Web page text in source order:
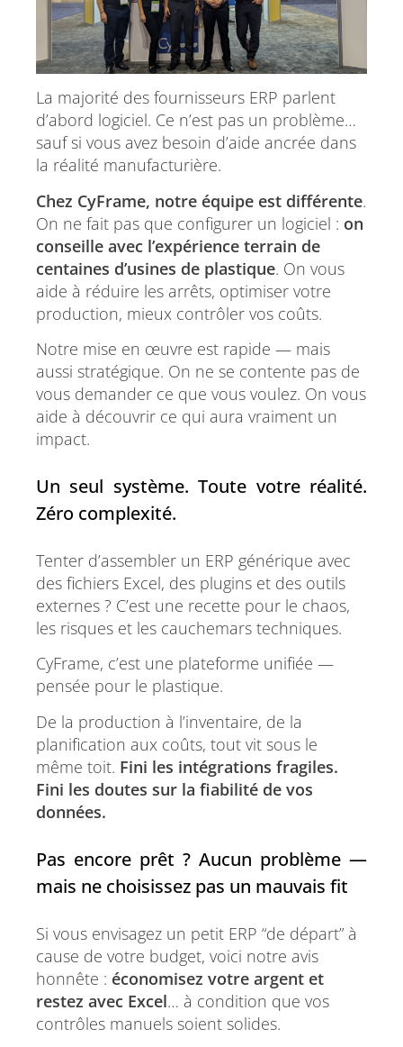
La majorité des fournisseurs ERP parlent
d’abord logiciel. Ce n’est pas un problème…
sauf si vous avez besoin d’aide ancrée dans
la réalité manufacturière.
Chez CyFrame, notre équipe est différente.
On ne fait pas que configurer un logiciel : on
conseille avec l’expérience terrain de
centaines d’usines de plastique. On vous
aide à réduire les arrêts, optimiser votre
production, mieux contrôler vos coûts.
Notre mise en œuvre est rapide — mais
aussi stratégique. On ne se contente pas de
vous demander ce que vous voulez. On vous
aide à découvrir ce qui aura vraiment un
impact.
Un seul système. Toute votre réalité.
Zéro complexité.
Tenter d’assembler un ERP générique avec
des fichiers Excel, des plugins et des outils
externes ? C’est une recette pour le chaos,
les risques et les cauchemars techniques.
CyFrame, c’est une plateforme unifiée —
pensée pour le plastique.
De la production à l’inventaire, de la
planification aux coûts, tout vit sous le
même toit. Fini les intégrations fragiles.
Fini les doutes sur la fiabilité de vos
données.
Pas encore prêt ? Aucun problème —
mais ne choisissez pas un mauvais fit
Si vous envisagez un petit ERP “de départ” à
cause de votre budget, voici notre avis
honnête : économisez votre argent et
restez avec Excel… à condition que vos
contrôles manuels soient solides.